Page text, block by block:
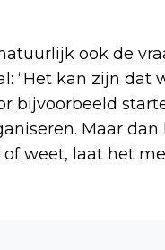
ook de
“Het kan zijn dat
bijvoorbeeld
Maar dan
weet, laat het